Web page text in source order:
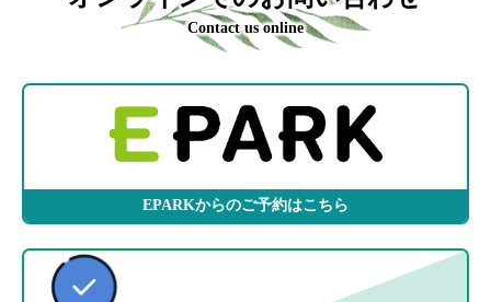
Contact us online
EPARKからのご予約はこちら